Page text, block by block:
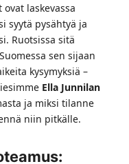
laskevassa
syytä pysähtyä ja
Ruotsissa sitä
sen sijaan
kysymyksiä –
Ella Junnilan
ja miksi tilanne
niin pitkälle.